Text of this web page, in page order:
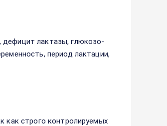
дефицит лактазы, глюкозо-
период лактации,
как строго контролируемых